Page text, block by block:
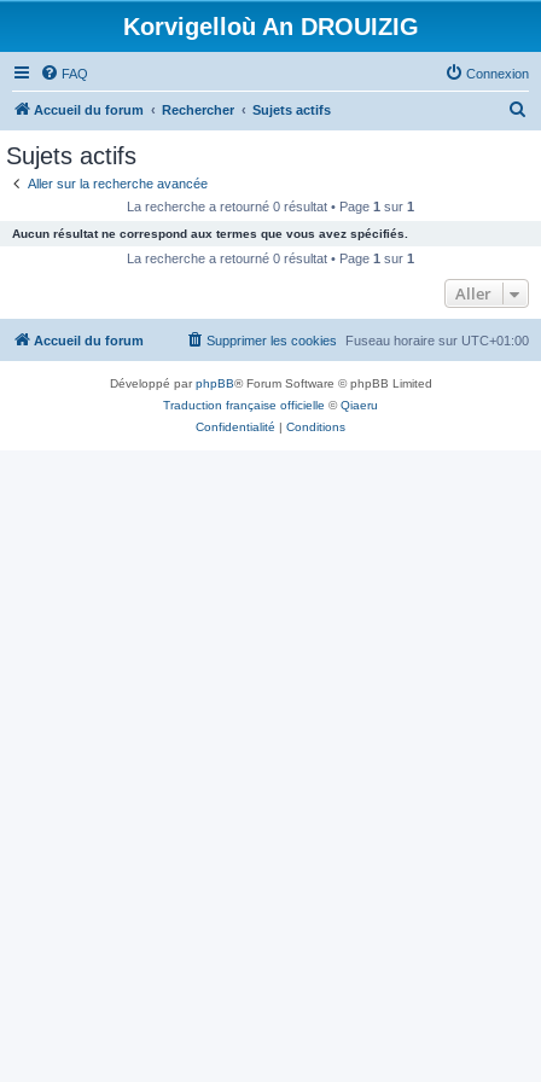
Korvigelloù An DROUIZIG
FAQ Connexion
Accueil du forum Rechercher Sujets actifs
c
e
Sujets actifs
Aller sur la recherche avancée
La recherche a retourné 0 résultat • Page 1 sur 1
Aucun résultat ne correspond aux termes que vous avez spécifiés.
La recherche a retourné 0 résultat • Page 1 sur 1
Aller
Accueil du forum Fuseau horaire sur UTC+01:00
Supprimer les cookies
Développé parphpBB® Forum Software © phpBB Limited
Traduction française officielle ©Qiaeru
Confidentialité | Conditions